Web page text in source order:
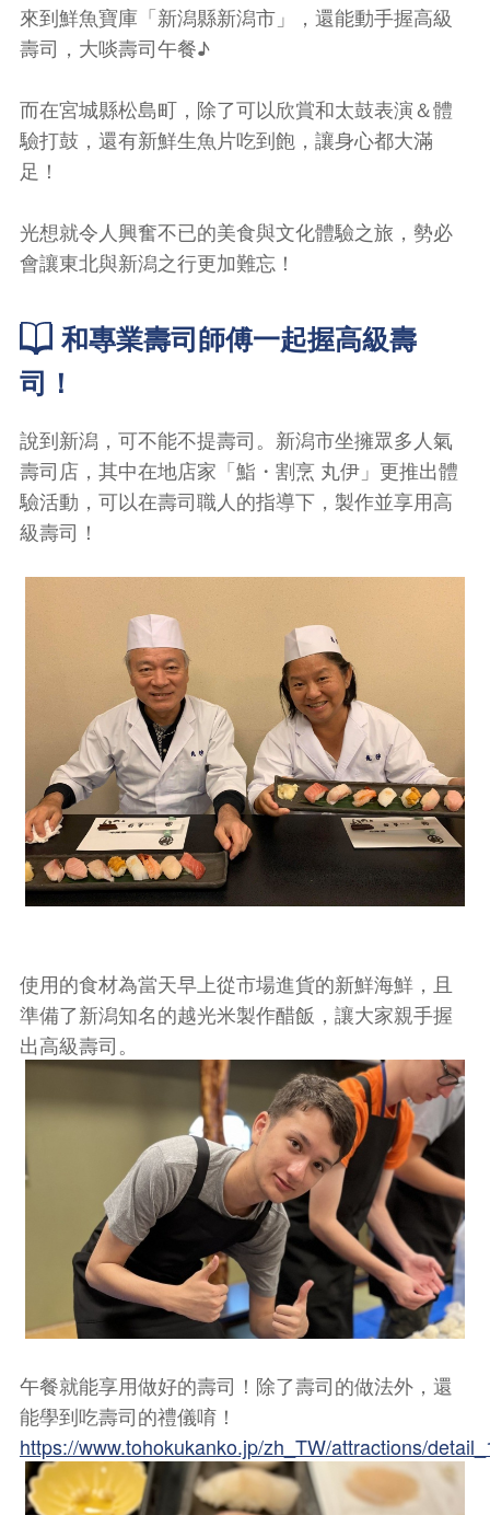
來到鮮魚寶庫「新潟縣新潟市」，還能動手握高級
壽司，大啖壽司午餐♪
而在宮城縣松島町，除了可以欣賞和太鼓表演＆體
驗打鼓，還有新鮮生魚片吃到飽，讓身心都大滿
足！
光想就令人興奮不已的美食與文化體驗之旅，勢必
會讓東北與新潟之行更加難忘！
和專業壽司師傅一起握高級壽
司！
說到新潟，可不能不提壽司。新潟市坐擁眾多人氣
壽司店，其中在地店家「鮨・割烹 丸伊」更推出體
驗活動，可以在壽司職人的指導下，製作並享用高
級壽司！
使用的食材為當天早上從市場進貨的新鮮海鮮，且
準備了新潟知名的越光米製作醋飯，讓大家親手握
出高級壽司。
午餐就能享用做好的壽司！除了壽司的做法外，還
能學到吃壽司的禮儀唷！
https://www.tohokukanko.jp/zh_TW/attractions/